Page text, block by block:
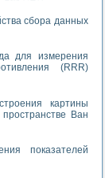
сбора данных
для измерения
(RRR)
картины
Ван
показателей